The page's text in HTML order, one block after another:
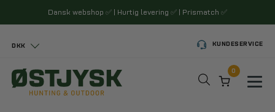
Dansk webshop ✅ | Hurtig levering ✅ | Prismatch ✅
DKK KUNDESERVICE
0